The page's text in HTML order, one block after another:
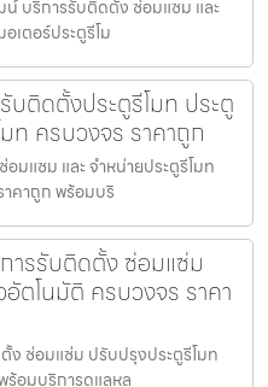
บริการรับติดตั้ง ซ่อมแซม และ
เตอร์ประตูรีโม
บติดตั้งประตูรีโมท ประตู
ท ครบวงจร ราคาถูก
มแซม และ จำหน่ายประตูรีโมท
าคาถูก พร้อมบริ
ารรับติดตั้ง ซ่อมแซ่ม
ตโนมัติ ครบวงจร ราคา
ง ซ่อมแซ่ม ปรับปรุงประตูรีโมท
ร้อมบริการดูแลหล